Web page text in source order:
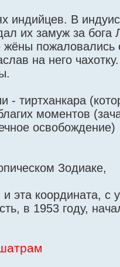
индийцев. В
их замуж за бога
пожаловались
на него
- тиртханкара
моментов
освобождение)
Зодиаке,
эта координата, с
в 1953 году,